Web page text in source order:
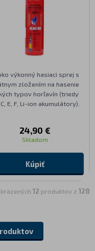
výkonný hasiaci sprej s
zložením na hasenie
typov horľavín (triedy
E, F, Li-ion akumulátory).
24,90 €
Skladom
Kúpiť
12 produktov z 128